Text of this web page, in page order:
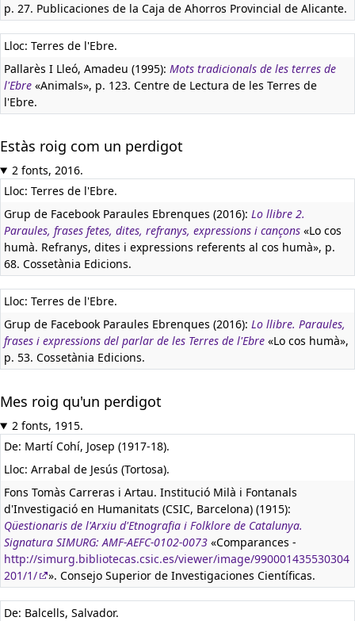
p. 27. Publicaciones de la Caja de Ahorros Provincial de Alicante.
Lloc: Terres de l'Ebre.
Pallarès I Lleó, Amadeu (1995): Mots tradicionals de les terres de
l'Ebre «Animals», p. 123. Centre de Lectura de les Terres de
l'Ebre.
Estàs roig com un perdigot
2 fonts, 2016.
Lloc: Terres de l'Ebre.
Grup de Facebook Paraules Ebrenques (2016): Lo llibre 2.
Paraules, frases fetes, dites, refranys, expressions i cançons «Lo cos
humà. Refranys, dites i expressions referents al cos humà», p.
68. Cossetània Edicions.
Lloc: Terres de l'Ebre.
Grup de Facebook Paraules Ebrenques (2016): Lo llibre. Paraules,
frases i expressions del parlar de les Terres de l'Ebre «Lo cos humà»,
p. 53. Cossetània Edicions.
Mes roig qu'un perdigot
2 fonts, 1915.
De: Martí Cohí, Josep (1917-18).
Lloc: Arrabal de Jesús (Tortosa).
Fons Tomàs Carreras i Artau. Institució Milà i Fontanals
d'Investigació en Humanitats (CSIC, Barcelona) (1915):
Qüestionaris de l'Arxiu d'Etnografia i Folklore de Catalunya.
Signatura SIMURG: AMF-AEFC-0102-0073 «Comparances -
http://simurg.bibliotecas.csic.es/viewer/image/990001435530304
201/1/
». Consejo Superior de Investigaciones Científicas.
De: Balcells, Salvador.